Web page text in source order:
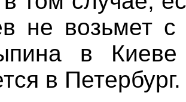
не возьмет с
в
в Петербург.